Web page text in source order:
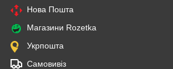
Нова Пошта
Магазини Rozetka
Укрпошта
Самовивіз